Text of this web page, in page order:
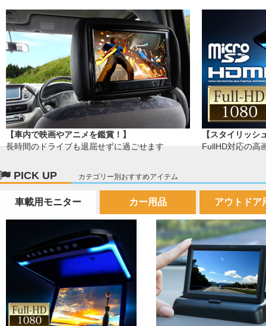
【車内で映画やアニメを鑑賞！】
長時間のドライブも退屈せずに過ごせます
【スタイリッシ
FullHD対応の高
PICK UP カテゴリー別おすすめアイテム
車載用モニター カー用品 アウトドア